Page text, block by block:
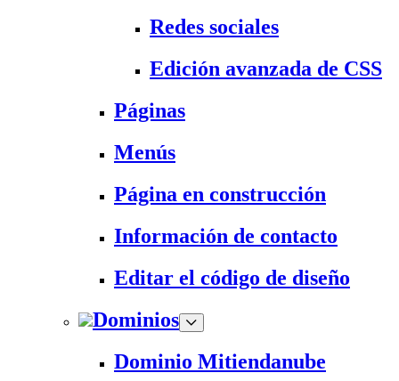
Redes sociales
Edición avanzada de CSS
Páginas
Menús
Página en construcción
Información de contacto
Editar el código de diseño
Dominios
Dominio Mitiendanube